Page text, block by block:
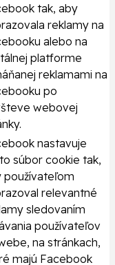
tak, aby
reklamy na
alebo na
platforme
reklamami na
po
webovej
nastavuje
súbor cookie tak,
používateľom
relevantné
sledovaním
používateľov
na stránkach,
majú Facebook